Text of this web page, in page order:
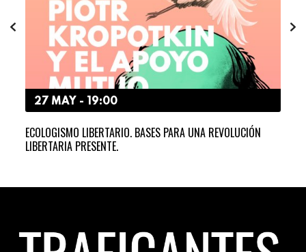
27 MAY - 19:00
ECOLOGISMO LIBERTARIO. BASES PARA UNA REVOLUCIÓN
LIBERTARIA PRESENTE.